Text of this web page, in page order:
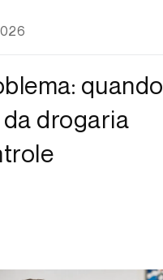
quando
drogaria